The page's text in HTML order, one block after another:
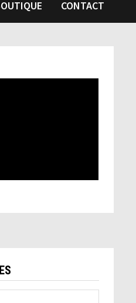
CONTACT